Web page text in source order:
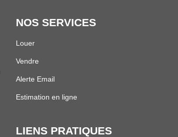
NOS SERVICES
Louer
Vendre
Alerte Email
Estimation en ligne
LIENS PRATIQUES